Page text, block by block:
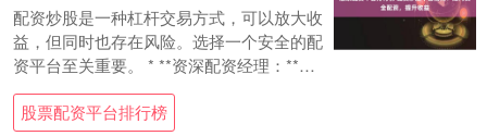
配资炒股是一种杠杆交易方式，可以放大收
益，但同时也存在风险。选择一个安全的配
资平台至关重要。 * **资深配资经理：**具
备丰富的配资经验，熟悉行业法规，善于
风....
股票配资平台排行榜